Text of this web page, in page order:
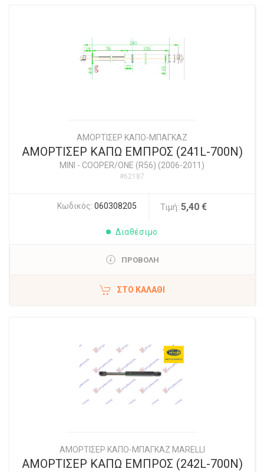
ΑΜΟΡΤΙΣΕΡ ΚΑΠΟ-ΜΠΑΓΚΑΖ
ΑΜΟΡΤΙΣΕΡ ΚΑΠΩ ΕΜΠΡΟΣ (241L-700N)
MINI - COOPER/ONE (R56) (2006-2011)
#62187
Κωδικός: 060308205 Τιμή: 5,40 €
Διαθέσιμο
ΠΡΟΒΟΛΗ
ΣΤΟ ΚΑΛΆΘΙ
ΑΜΟΡΤΙΣΕΡ ΚΑΠΟ-ΜΠΑΓΚΑΖ MARELLI
ΑΜΟΡΤΙΣΕΡ ΚΑΠΩ ΕΜΠΡΟΣ (242L-700N)